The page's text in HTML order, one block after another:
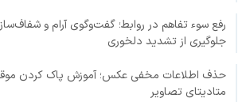
رفع سوء تفاهم در روابط؛ گفت‌وگوی آرام و
جلوگیری از تشدید دلخوری
حذف اطلاعات مخفی عکس؛ آموزش پاک کردن
متادیتای تصاویر